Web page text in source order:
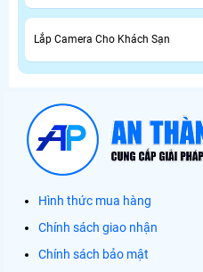
Lắp Camera Cho Khách Sạn
Hình thức mua hàng
Chính sách giao nhận
Chính sách bảo mật